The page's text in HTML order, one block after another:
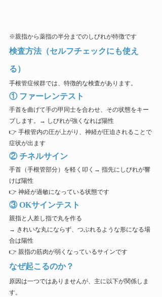
※親指から薬指の半分までのしびれが特徴です
検査方法（セルフチェックにも使え
る）
手根管症候群では、特徴的な検査があります。
① ファーレンテスト
手首を曲げて手の甲同士を合わせ、その状態をキー
プします。→ しびれが強くなれば陽性
👉 手根管内の圧が上がり、神経が圧迫されることで
症状が出ます
② チネルサイン
手首（手根管部分）を軽く叩く→ 指先にしびれが響
けば陽性
👉 神経が過敏になっている状態です
③ OKサインテスト
親指と人差し指で丸を作る
→ きれいな丸にならず、つぶれるような形になる場
合は陽性
👉 親指の筋肉が弱くなっているサインです
なぜ起こるのか？
原因は一つではありませんが、主に以下が関係しま
す。